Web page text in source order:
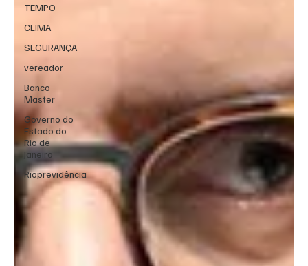
TEMPO
CLIMA
SEGURANÇA
vereador
Banco
Master
Governo do
Estado do
Rio de
Janeiro
Rioprevidência